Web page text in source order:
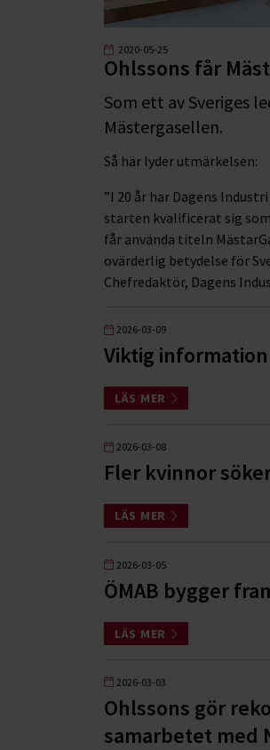
2020-05-25
Ohlssons får
Som ett av Sveriges
Mästergasellen.
Så här lyder utmärkelsen:
”I 20 år har Dagens
starten kvalificerat sig
får använda titeln
ovärderlig betydelse för
Chefredaktör, Dagens
2026-03-09
Viktig
LÄS MER
2026-03-08
Fler kvinnor
LÄS MER
2026-03-05
ÖMAB bygger
LÄS MER
2026-03-03
Ohlssons gör
samarbetet med